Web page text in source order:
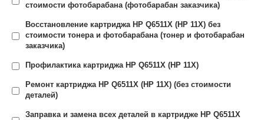
стоимости фотобарабана (фотобарабан заказчика)
Восстановление картриджа HP Q6511X (HP 11X) без
стоимости тонера и фотобарабана (тонер и фотобарабан
заказчика)
Профилактика картриджа HP Q6511X (HP 11X)
Ремонт картриджа HP Q6511X (HP 11X) (без стоимости
деталей)
Заправка и замена всех деталей в картридже HP Q6511X